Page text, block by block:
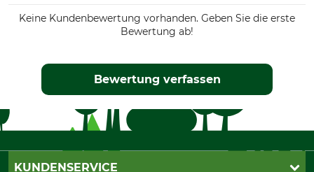
Keine Kundenbewertung vorhanden. Geben Sie die erste
Bewertung ab!
Bewertung verfassen
KUNDENSERVICE